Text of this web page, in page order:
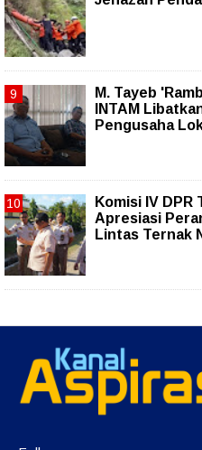
M. Tayeb
INTAM
Pengusaha
Komisi IV DPR
Apresiasi
Lintas Ternak